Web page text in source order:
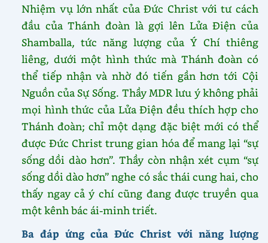
Nhiệm vụ lớn nhất của Đức Christ với tư cách
đầu của Thánh đoàn là gợi lên Lửa Điện của
Shamballa, tức năng lượng của Ý Chí thiêng
liêng, dưới một hình thức mà Thánh đoàn có
thể tiếp nhận và nhờ đó tiến gần hơn tới Cội
Nguồn của Sự Sống. Thầy MDR lưu ý không phải
mọi hình thức của Lửa Điện đều thích hợp cho
Thánh đoàn; chỉ một dạng đặc biệt mới có thể
được Đức Christ trung gian hóa để mang lại “sự
sống dồi dào hơn”. Thầy còn nhận xét cụm “sự
sống dồi dào hơn” nghe có sắc thái cung hai, cho
thấy ngay cả ý chí cũng đang được truyền qua
một kênh bác ái-minh triết.
Ba đáp ứng của Đức Christ với năng lượng